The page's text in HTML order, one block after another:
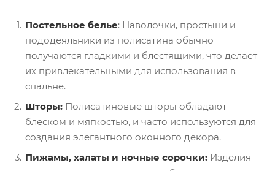
Постельное белье: Наволочки, простыни и
пододеяльники из полисатина обычно
получаются гладкими и блестящими, что делает
их привлекательными для использования в
спальне.
Шторы: Полисатиновые шторы обладают
блеском и мягкостью, и часто используются для
создания элегантного оконного декора.
Пижамы, халаты и ночные сорочки: Изделия